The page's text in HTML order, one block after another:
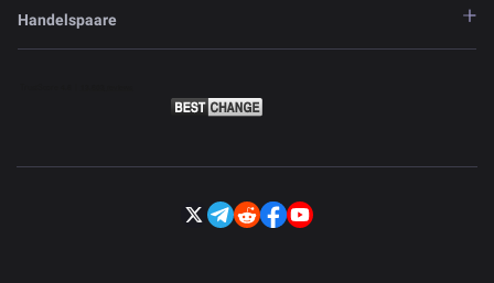
Handelspaare